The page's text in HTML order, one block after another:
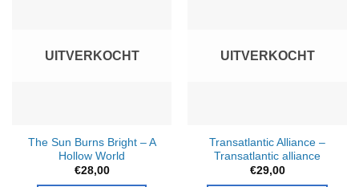
UITVERKOCHT
The Sun Burns Bright – A
Hollow World
€28,00
UITVERKOCHT
Transatlantic Alliance –
Transatlantic alliance
€29,00